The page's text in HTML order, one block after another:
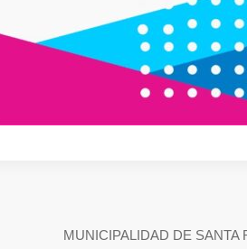
MUNICIPALIDAD DE SANTA